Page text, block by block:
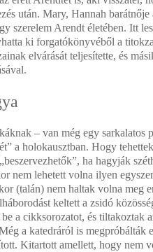
után. Mary, Hannah
szerelem Arendt életében. Itt
ki forgatókönyvéből a
elvárását teljesítette, és
– van még egy sarkalatos
a holokausztban. Hogy
ha hagyják
nem lehetett volna ilyen
(talán) nem haltak volna meg
keltett a zsidó
a cikksorozatot, és tiltakoztak
a katedráról is megpróbálták
Kitartott amellett, hogy nem